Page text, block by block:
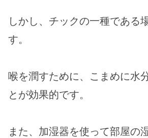
しかし、チックの一種である
す。
喉を潤すために、こまめに水
とが効果的です。
また、加湿器を使って部屋の